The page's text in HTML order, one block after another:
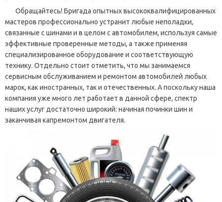
Обращайтесь! Бригада опытных высококвалифицированных
мастеров профессионально устранит любые неполадки,
связанные с шинами и в целом с автомобилем, используя самые
эффективные проверенные методы, а также применяя
специализированное оборудование и соответствующую
технику. Отдельно стоит отметить, что мы занимаемся
сервисным обслуживанием и ремонтом автомобилей любых
марок, как иностранных, так и отечественных. А поскольку наша
компания уже много лет работает в данной сфере, спектр
наших услуг достаточно широкий: начиная починки шин и
заканчивая капремонтом двигателя.